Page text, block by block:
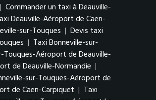
| Commander un taxi à Deauville-
Deauville-Aéroport de Caen-
sur-Touques | Devis taxi
| Taxi Bonneville-sur-
Aéroport de Deauville-
de Deauville-Normandie |
sur-Touques-Aéroport de
de Caen-Carpiquet | Taxi